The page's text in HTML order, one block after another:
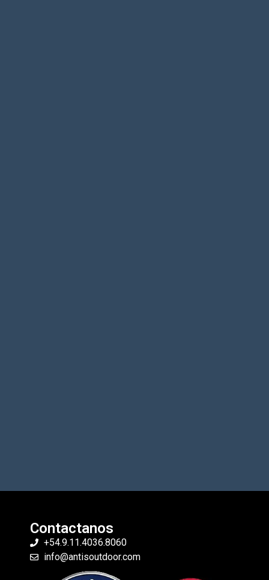
Contactanos
+54.9.11.4036.8060
info@antisoutdoor.com